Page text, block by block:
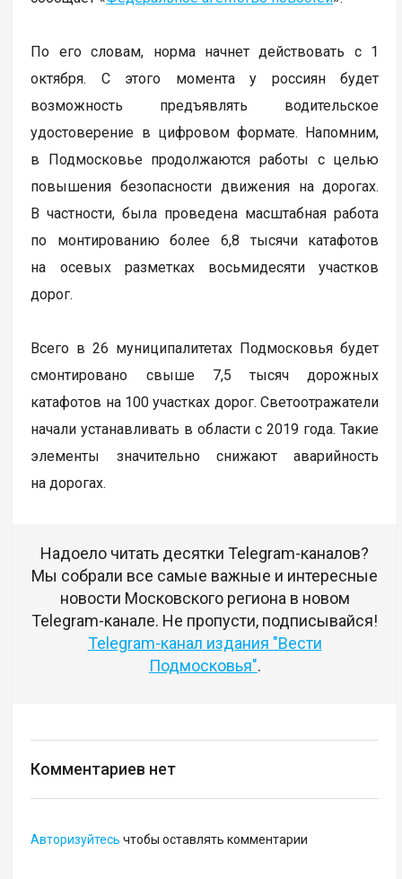
По его словам, норма начнет действовать с 1
октября. С этого момента у россиян будет
возможность предъявлять водительское
удостоверение в цифровом формате. Напомним,
в Подмосковье продолжаются работы с целью
повышения безопасности движения на дорогах.
В частности, была проведена масштабная работа
по монтированию более 6,8 тысячи катафотов
на осевых разметках восьмидесяти участков
дорог.
Всего в 26 муниципалитетах Подмосковья будет
смонтировано свыше 7,5 тысяч дорожных
катафотов на 100 участках дорог. Светоотражатели
начали устанавливать в области с 2019 года. Такие
элементы значительно снижают аварийность
на дорогах.
Надоело читать десятки Telegram-каналов?
Мы собрали все самые важные и интересные
новости Московского региона в новом
Telegram-канале. Не пропусти, подписывайся!
Telegram-канал издания "Вести
Подмосковья".
Комментариев нет
Авторизуйтесь чтобы оставлять комментарии